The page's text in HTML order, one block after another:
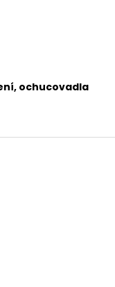
ochucovadla